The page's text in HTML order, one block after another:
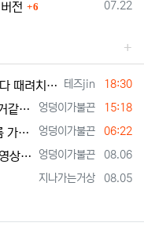
역의 배송
술적 사양의 변경 등의 경
경된 재화 또는 용역의 내
또는 용역의 내용을 게시
등록일
07.22
전 6
등록자
테즈jin 등록일
18:30
는데..ㅜ_ㅜ
등록자
엉덩이가불끈 등록일
15:18
요
등록자
엉덩이가불끈 등록일
06:22
등록자
엉덩이가불끈 등록일
08.06
저도 게시글 작성자 분과 동일한 유튜브 영상 보고 만드는 중인데요 한글화 하고 싶어서 디스코드 친추 하였습니다 디코 난쟁이 (nanja…
등록자
지나가는거상 등록일
08.05